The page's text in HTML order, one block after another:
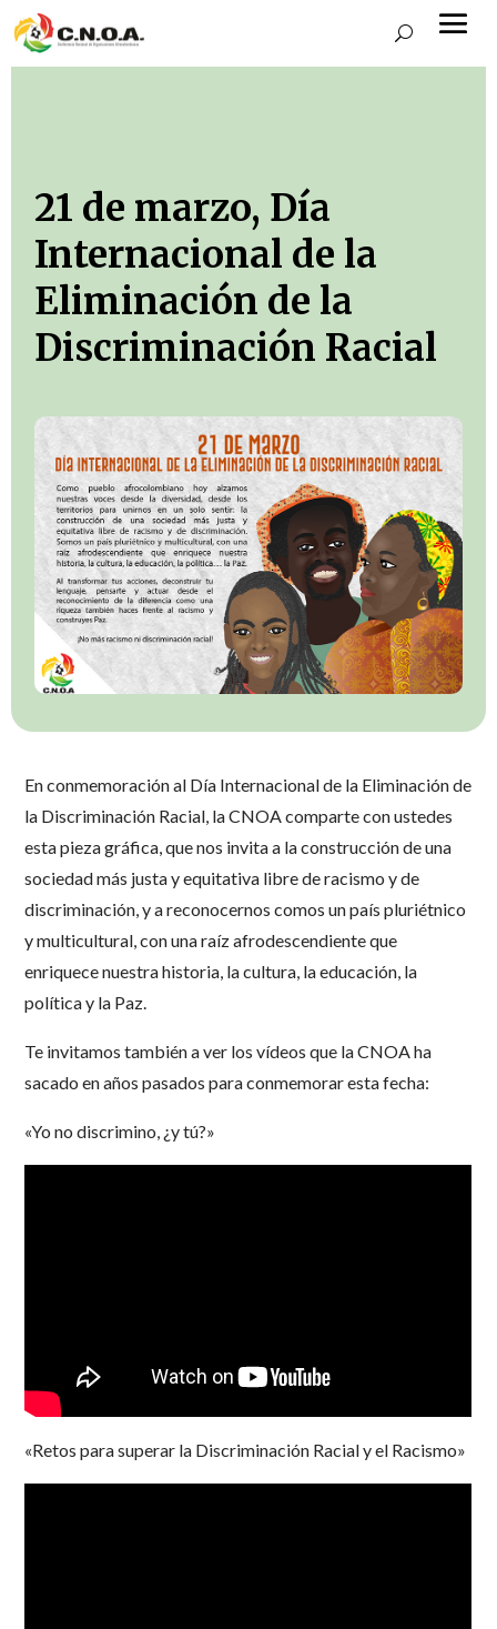
21 de marzo, Día
Internacional de la
Eliminación de la
Discriminación Racial
En conmemoración al Día Internacional de la Eliminación de
la Discriminación Racial, la CNOA comparte con ustedes
esta pieza gráfica, que nos invita a la construcción de una
sociedad más justa y equitativa libre de racismo y de
discriminación, y a reconocernos comos un país pluriétnico
y multicultural, con una raíz afrodescendiente que
enriquece nuestra historia, la cultura, la educación, la
política y la Paz.
Te invitamos también a ver los vídeos que la CNOA ha
sacado en años pasados para conmemorar esta fecha:
«Yo no discrimino, ¿y tú?»
«Retos para superar la Discriminación Racial y el Racismo»